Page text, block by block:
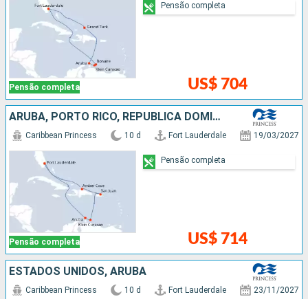
Pensão completa US$ 704
Pensão completa
ARUBA, PORTO RICO, REPUBLICA DOMINICANA, ESTADOS UNIDOS
Pensão completa
Caribbean Princess 10 d Fort Lauderdale 19/03/2027
US$ 714
Pensão completa
ESTADOS UNIDOS, ARUBA
Caribbean Princess 10 d Fort Lauderdale 23/11/2027